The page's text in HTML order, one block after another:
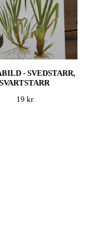
- SVEDSTARR,
SVARTSTARR
19 kr